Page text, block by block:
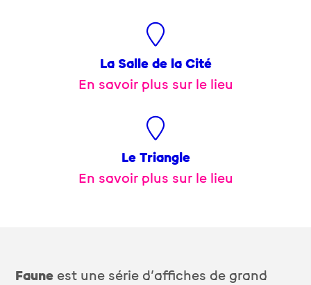
La Salle de la Cité
En savoir plus sur le lieu
Le Triangle
En savoir plus sur le lieu
Faune est une série d’affiches de grand